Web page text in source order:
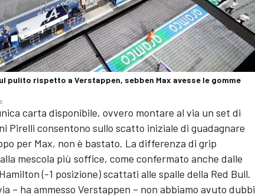
pulito rispetto a Verstappen, sebben Max avesse le gomme
carta disponibile, ovvero montare al via un set di
Pirelli consentono sullo scatto iniziale di guadagnare
per Max, non è bastato. La differenza di grip
mescola più soffice, come confermato anche dalle
(-1 posizione) scattati alle spalle della Red Bull.
– ha ammesso Verstappen – non abbiamo avuto dubbi